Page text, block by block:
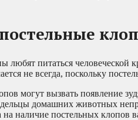
любят питаться
не всегда, поскольку
могут вызвать появление
домашних животных
наличие постельных клопов